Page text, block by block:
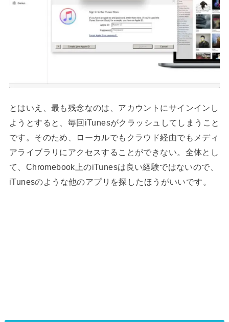
とはいえ、最も残念なのは、アカウントにサインインし
ようとすると、毎回iTunesがクラッシュしてしまうこと
です。そのため、ローカルでもクラウド経由でもメディ
アライブラリにアクセスすることができない。全体とし
て、Chromebook上のiTunesは良い経験ではないので、
iTunesのような他のアプリを探したほうがいいです。